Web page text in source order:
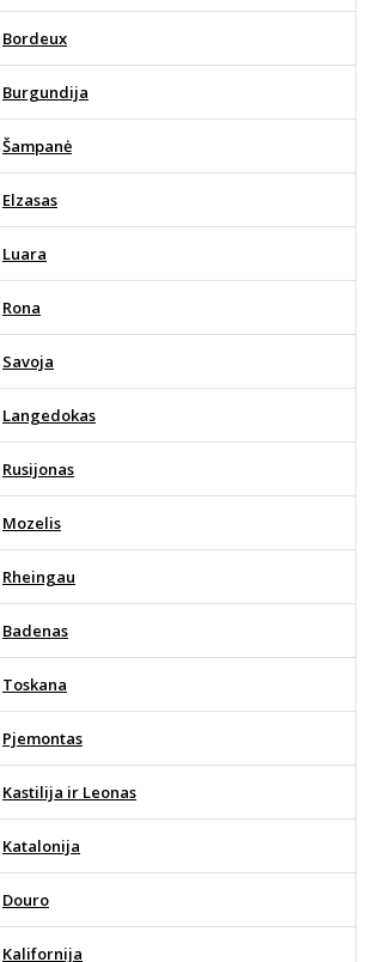
Bordeux
Burgundija
Šampanė
Elzasas
Luara
Rona
Savoja
Langedokas
Rusijonas
Mozelis
Rheingau
Badenas
Toskana
Pjemontas
Kastilija ir Leonas
Katalonija
Douro
Kalifornija